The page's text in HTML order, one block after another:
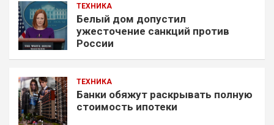
ТЕХНИКА
Белый дом допустил
ужесточение санкций против
России
ТЕХНИКА
Банки обяжут раскрывать полную
стоимость ипотеки